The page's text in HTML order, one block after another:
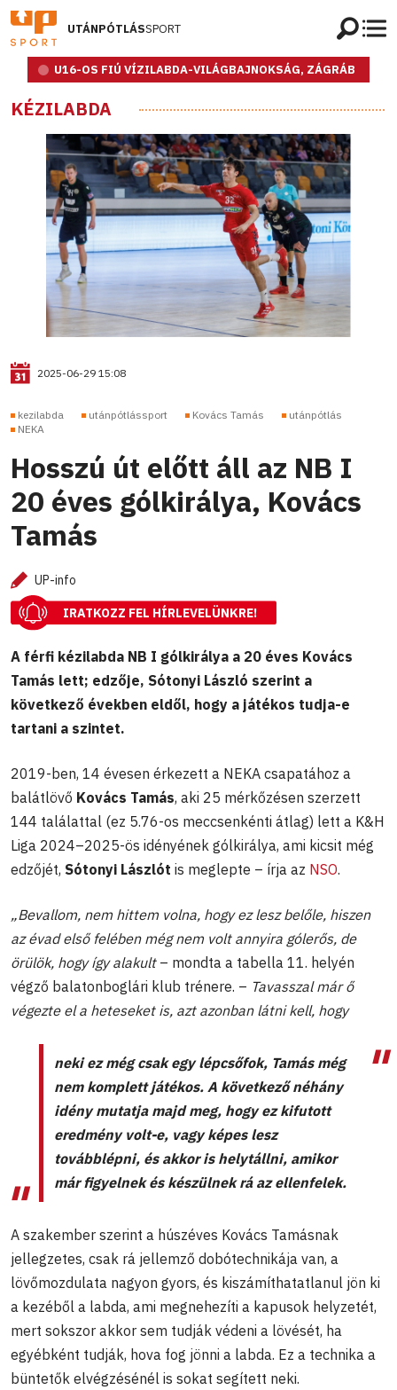
UTÁNPÓTLÁSSPORT
U16-OS FIÚ VÍZILABDA-VILÁGBAJNOKSÁG, ZÁGRÁB
KÉZILABDA
2025-06-29 15:08
kezilabda utánpótlássport Kovács Tamás
utánpótlás
NEKA
Hosszú út előtt áll az NB I
20 éves gólkirálya, Kovács
Tamás
UP-info
IRATKOZZ FEL HÍRLEVELÜNKRE!
A férfi kézilabda NB I gólkirálya a 20 éves Kovács
Tamás lett; edzője, Sótonyi László szerint a
következő években eldől, hogy a játékos tudja-e
tartani a szintet.
2019-ben, 14 évesen érkezett a NEKA csapatához a
balátlövő Kovács Tamás, aki 25 mérkőzésen szerzett
144 találattal (ez 5.76-os meccsenkénti átlag) lett a K&H
Liga 2024–2025-ös idényének gólkirálya, ami kicsit még
edzőjét, Sótonyi Lászlót is meglepte – írja az NSO.
„Bevallom, nem hittem volna, hogy ez lesz belőle, hiszen
az évad első felében még nem volt annyira gólerős, de
örülök, hogy így alakult– mondta a tabella 11. helyén
végző balatonboglári klub trénere. – Tavasszal már ő
végezte el a heteseket is, azt azonban látni kell, hogy
neki ez még csak egy lépcsőfok, Tamás még
nem komplett játékos. A következő néhány
idény mutatja majd meg, hogy ez kifutott
eredmény volt-e, vagy képes lesz
továbblépni, és akkor is helytállni, amikor
már figyelnek és készülnek rá az ellenfelek.
A szakember szerint a húszéves Kovács Tamásnak
jellegzetes, csak rá jellemző dobótechnikája van, a
lövőmozdulata nagyon gyors, és kiszámíthatatlanul jön ki
a kezéből a labda, ami megnehezíti a kapusok helyzetét,
mert sokszor akkor sem tudják védeni a lövését, ha
egyébként tudják, hova fog jönni a labda. Ez a technika a
büntetők elvégzésénél is sokat segített neki.